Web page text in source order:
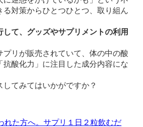
る対策からひとつひとつ、取り組ん
て、グッズやサプリメントの利用
プリが販売されていて、体の中の酸
抗酸化力」に注目した成分内容にな
てみてはいかがですか？
れた方へ。サプリ１日２粒飲むだ